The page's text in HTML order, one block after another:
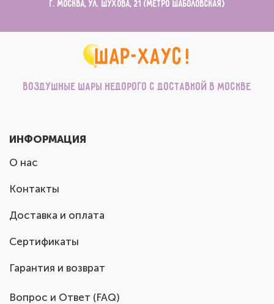
г. Москва, ул. Шухова, 21 (метро Шаболовская)
Воздушные шары недорого с доставкой в Москве
ИНФОРМАЦИЯ
О нас
Контакты
Доставка и оплата
Сертификаты
Гарантия и возврат
Вопрос и Ответ (FAQ)